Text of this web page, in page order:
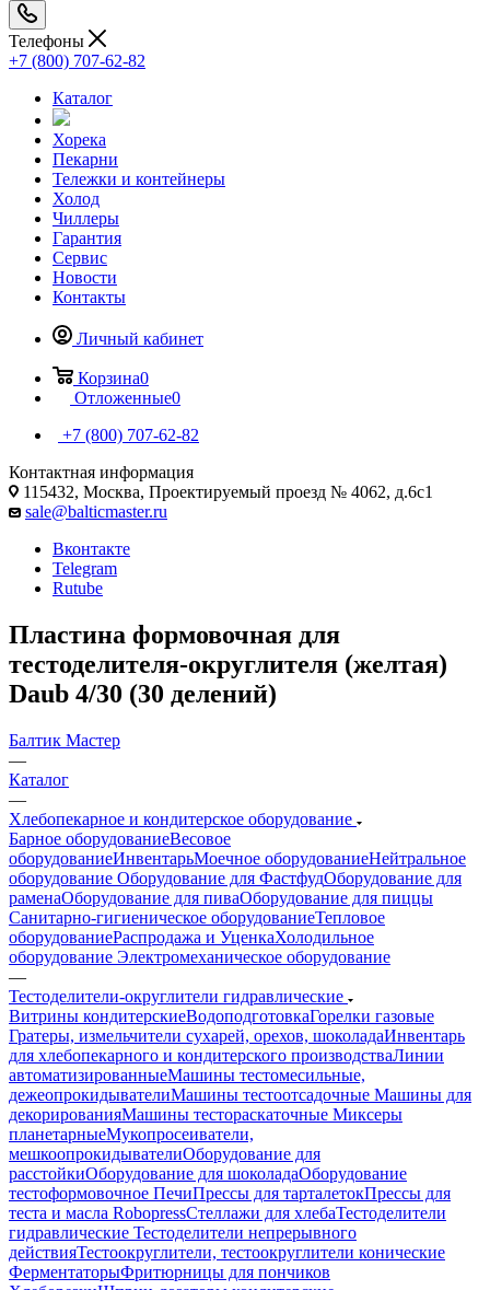
Телефоны
+7 (800) 707-62-82
Каталог
Хорека
Пекарни
Тележки и контейнеры
Холод
Чиллеры
Гарантия
Сервис
Новости
Контакты
Личный кабинет
Корзина0
Отложенные0
+7 (800) 707-62-82
Контактная информация
115432, Москва, Проектируемый проезд № 4062, д.6с1
sale@balticmaster.ru
Вконтакте
Telegram
Rutube
Пластина формовочная для
тестоделителя-округлителя (желтая)
Daub 4/30 (30 делений)
Балтик Мастер
—
Каталог
—
Хлебопекарное и кондитерское оборудование
Барное оборудованиеВесовое
оборудованиеИнвентарьМоечное оборудованиеНейтральное
оборудование Оборудование для ФастфудОборудование для
раменаОборудование для пиваОборудование для пиццы
Санитарно-гигиеническое оборудованиеТепловое
оборудованиеРаспродажа и УценкаХолодильное
оборудование Электромеханическое оборудование
—
Тестоделители-округлители гидравлические
Витрины кондитерскиеВодоподготовкаГорелки газовые
Гратеры, измельчители сухарей, орехов, шоколадаИнвентарь
для хлебопекарного и кондитерского производстваЛинии
автоматизированныеМашины тестомесильные,
дежеопрокидывателиМашины тестоотсадочные Машины для
декорированияМашины тестораскаточные Миксеры
планетарныеМукопросеиватели,
мешкоопрокидывателиОборудование для
расстойкиОборудование для шоколадаОборудование
тестоформовочное ПечиПрессы для тарталетокПрессы для
теста и масла RobopressСтеллажи для хлебаТестоделители
гидравлические Тестоделители непрерывного
действияТестоокруглители, тестоокруглители конические
ФерментаторыФритюрницы для пончиков